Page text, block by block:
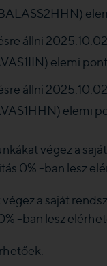
állni
elemi
állni
elemi
végez a
0% -ban lesz
a saját
-ban lesz